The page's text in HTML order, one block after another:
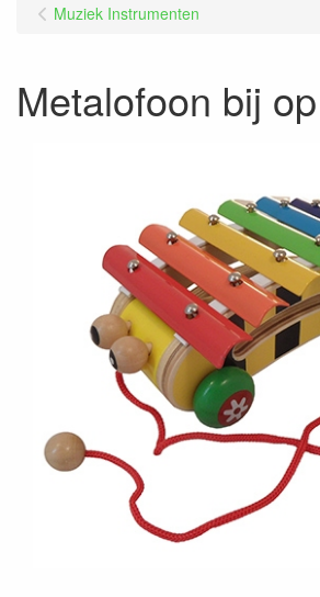
Muziek Instrumenten
Metalofoon bij